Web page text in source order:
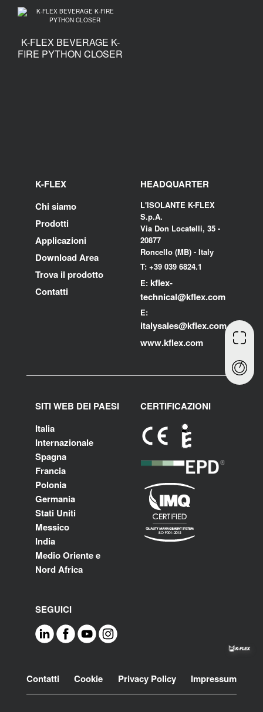
K-FLEX BEVERAGE K-
FIRE PYTHON CLOSER
K-FLEX
Chi siamo
Prodotti
Applicazioni
Download Area
Trova il prodotto
Contatti
HEADQUARTER
L'ISOLANTE K-FLEX
S.p.A.
Via Don Locatelli, 35 -
20877
Roncello (MB) - Italy
T: +39 039 6824.1
E: kflex-
technical@kflex.com
E:
italysales@kflex.com
www.kflex.com
SITI WEB DEI PAESI
Italia
Internazionale
Spagna
Francia
Polonia
Germania
Stati Uniti
Messico
India
Medio Oriente e
Nord Africa
CERTIFICAZIONI
SEGUICI
Footer
Contatti Cookie Privacy Policy Impressum